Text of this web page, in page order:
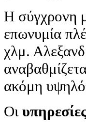
Η σύγχρονη
επωνυμία
χλμ.
ακόμη
Οι